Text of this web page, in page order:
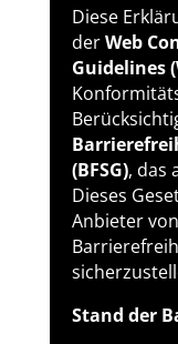
Diese
derWeb
Guidelines
(BFSG), das
Dieses
Anbieter
Stand der